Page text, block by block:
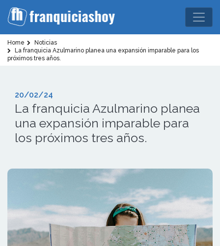
Home
Noticias
La franquicia Azulmarino planea una expansión imparable para los
próximos tres años.
20/02/24
La franquicia Azulmarino planea
una expansión imparable para
los próximos tres años.